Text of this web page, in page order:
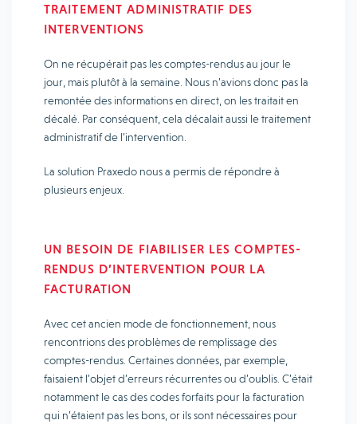
TRAITEMENT ADMINISTRATIF DES
INTERVENTIONS
On ne récupérait pas les comptes-rendus au jour le
jour, mais plutôt à la semaine. Nous n’avions donc pas la
remontée des informations en direct, on les traitait en
décalé. Par conséquent, cela décalait aussi le traitement
administratif de l’intervention.
La solution Praxedo nous a permis de répondre à
plusieurs enjeux.
UN BESOIN DE FIABILISER LES COMPTES-
RENDUS D’INTERVENTION POUR LA
FACTURATION
Avec cet ancien mode de fonctionnement, nous
rencontrions des problèmes de remplissage des
comptes-rendus. Certaines données, par exemple,
faisaient l’objet d’erreurs récurrentes ou d’oublis. C’était
notamment le cas des codes forfaits pour la facturation
qui n’étaient pas les bons, or ils sont nécessaires pour